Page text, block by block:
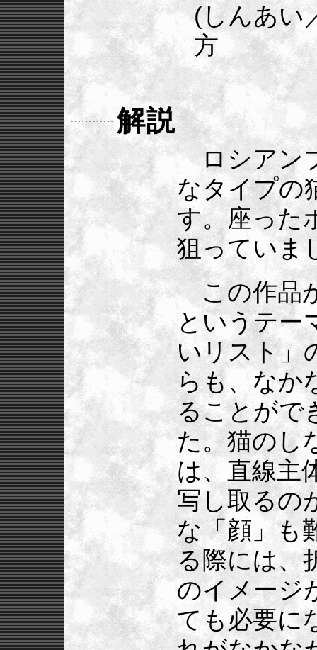
(しんあい
方
解説
ロシアン
なタイプの
す。座った
狙っていま
この作品
というテー
いリスト」
らも、なか
ることがで
た。猫のし
は、直線主
写し取るの
な「顔」も
る際には、
のイメージ
ても必要に